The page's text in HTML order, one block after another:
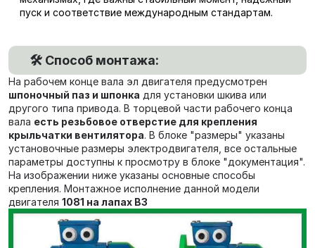
пуск и соответствие международным стандартам.
🛠️ Способ монтажа:
На рабочем конце вала эл двигателя предусмотрен
шпоночный паз и шпонка для установки шкива или
другого типа привода. В торцевой части рабочего конца
вала есть резьбовое отверстие для крепления
крыльчатки вентилятора. В блоке "размеры" указаны
установочные размеры электродвигателя, все остальные
параметры доступны к просмотру в блоке "документация".
На изображении ниже указаны основные способы
крепления. Монтажное исполнение данной модели
двигателя 1081 на лапах В3